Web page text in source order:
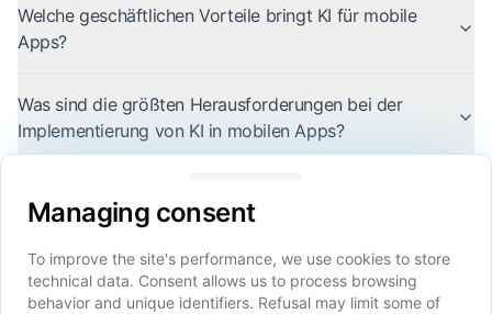
Welche geschäftlichen Vorteile bringt KI für mobile
Apps?
Was sind die größten Herausforderungen bei der
Implementierung von KI in mobilen Apps?
Managing consent
Managing consent
To improve the site's performance, we use cookies to store
technical data. Consent allows us to process browsing
behavior and unique identifiers. Refusal may limit some of